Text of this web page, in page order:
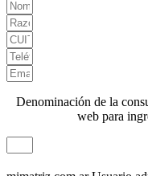
Denominación de la
web para